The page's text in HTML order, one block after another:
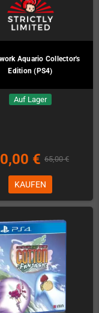
Aquario Collector's
Edition (PS4)
Auf Lager
€ 65,00 €
KAUFEN